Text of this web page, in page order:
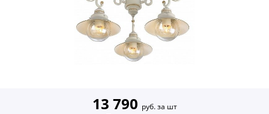
13 790 руб. за шт